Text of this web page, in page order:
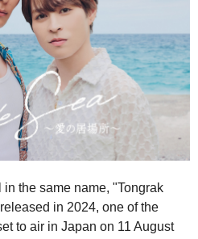
the same name, "Tongrak
in 2024, one of the
to air in Japan on 11 August